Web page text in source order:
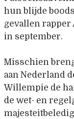
hun blijde
gevallen rapper
in september.
Misschien
aan Nederland
Willempie de
de wet- en